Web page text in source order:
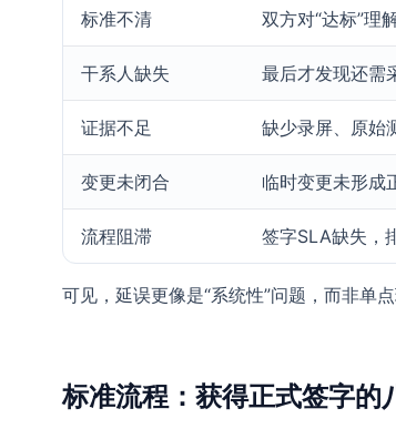
标准不清 双方对“达标”理
干系人缺失 最后才发现还需
证据不足 缺少录屏、原始
变更未闭合 临时变更未形成
流程阻滞 签字SLA缺失，
可见，延误更像是“系统性”问题，而非单
标准流程：获得正式签字的